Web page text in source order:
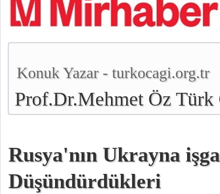
Konuk Yazar - turkocagi.org.tr
Prof.Dr.Mehmet Öz Türk
Rusya'nın Ukrayna
Düşündürdükleri